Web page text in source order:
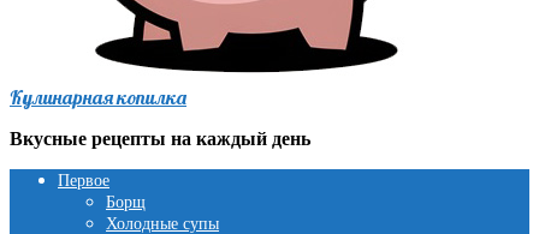
Кулинарная копилка
Вкусные рецепты на каждый день
Первое
Борщ
Холодные супы